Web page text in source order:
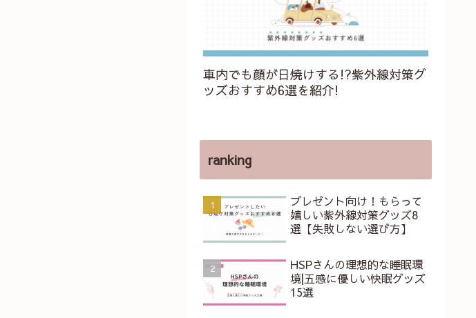
車内でも顔が日焼けする!?紫外線対策グ
ッズおすすめ6選を紹介!
ranking
プレゼント向け！もらって
嬉しい紫外線対策グッズ8
選【失敗しない選び方】
HSPさんの理想的な睡眠環
境|五感に優しい快眠グッズ
15選